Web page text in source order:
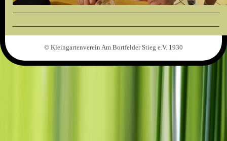
© Kleingartenverein Am Bortfelder Stieg e.V. 1930